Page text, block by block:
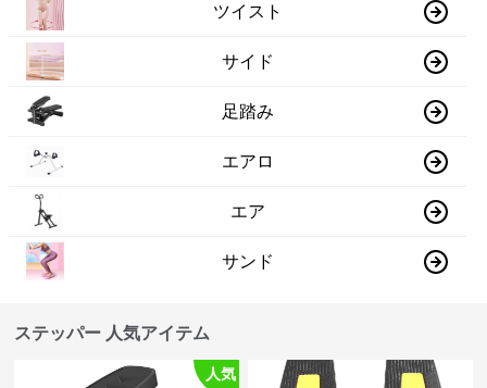
ツイスト
サイド
足踏み
エアロ
エア
サンド
ステッパー 人気アイテム
人気